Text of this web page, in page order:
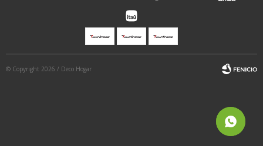
© Copyright 2026 / Deco Hogar